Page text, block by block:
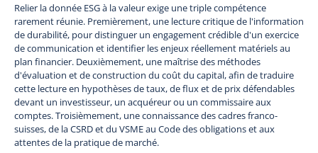
Relier la donnée ESG à la valeur exige une triple compétence
rarement réunie. Premièrement, une lecture critique de l'information
de durabilité, pour distinguer un engagement crédible d'un exercice
de communication et identifier les enjeux réellement matériels au
plan financier. Deuxièmement, une maîtrise des méthodes
d'évaluation et de construction du coût du capital, afin de traduire
cette lecture en hypothèses de taux, de flux et de prix défendables
devant un investisseur, un acquéreur ou un commissaire aux
comptes. Troisièmement, une connaissance des cadres franco-
suisses, de la CSRD et du VSME au Code des obligations et aux
attentes de la pratique de marché.